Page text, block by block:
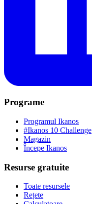
Programe
Programul Ikanos
#Ikanos 10 Challenge
Magazin
Începe Ikanos
Resurse gratuite
Toate resursele
Rețete